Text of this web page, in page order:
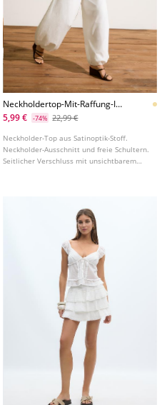
Neckholdertop-Mit-Raffung-In-
Satinoptik
5,99 € -74% 22,99 €
Neckholder-Top aus Satinoptik-Stoff.
Neckholder-Ausschnitt und freie Schultern.
Seitlicher Verschluss mit unsichtbarem